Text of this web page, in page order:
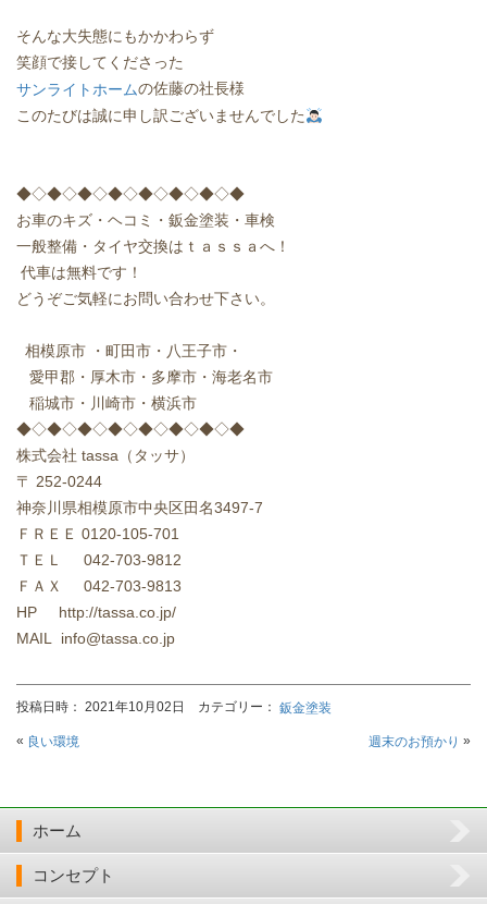
そんな大失態にもかかわらず
笑顔で接してくださった
サンライトホームの佐藤の社長様
このたびは誠に申し訳ございませんでした
◆◇◆◇◆◇◆◇◆◇◆◇◆◇◆
お車のキズ・ヘコミ・鈑金塗装・車検
一般整備・タイヤ交換はｔａｓｓａへ！
代車は無料です！
どうぞご気軽にお問い合わせ下さい。
相模原市
・町田市・八王子市・
愛甲郡・厚木市・多摩市・海老名市
稲城市・川崎市・横浜市
◆◇◆◇◆◇◆◇◆◇◆◇◆◇◆
株式会社 tassa （タッサ）
〒 252-0244
神奈川県相模原市中央区田名3497-7
ＦＲＥＥ 0120-105-701
ＴＥＬ
042-703-9812
ＦＡＸ
042-703-9813
HP http://tassa.co.jp/
MAIL info@tassa.co.jp
投稿日時： 2021年10月02日 カテゴリー： 鈑金塗装
« 良い環境 週末のお預かり »
ホーム
コンセプト